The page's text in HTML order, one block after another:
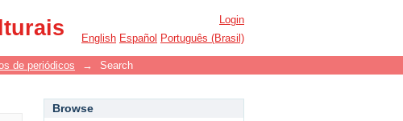
Login
English Español Português (Brasil)
de periódicos → Search
Browse